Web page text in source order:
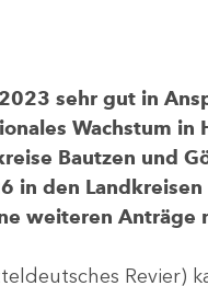
sehr gut in
Wachstum
Bautzen und
in den
weiteren Anträge
Revier)